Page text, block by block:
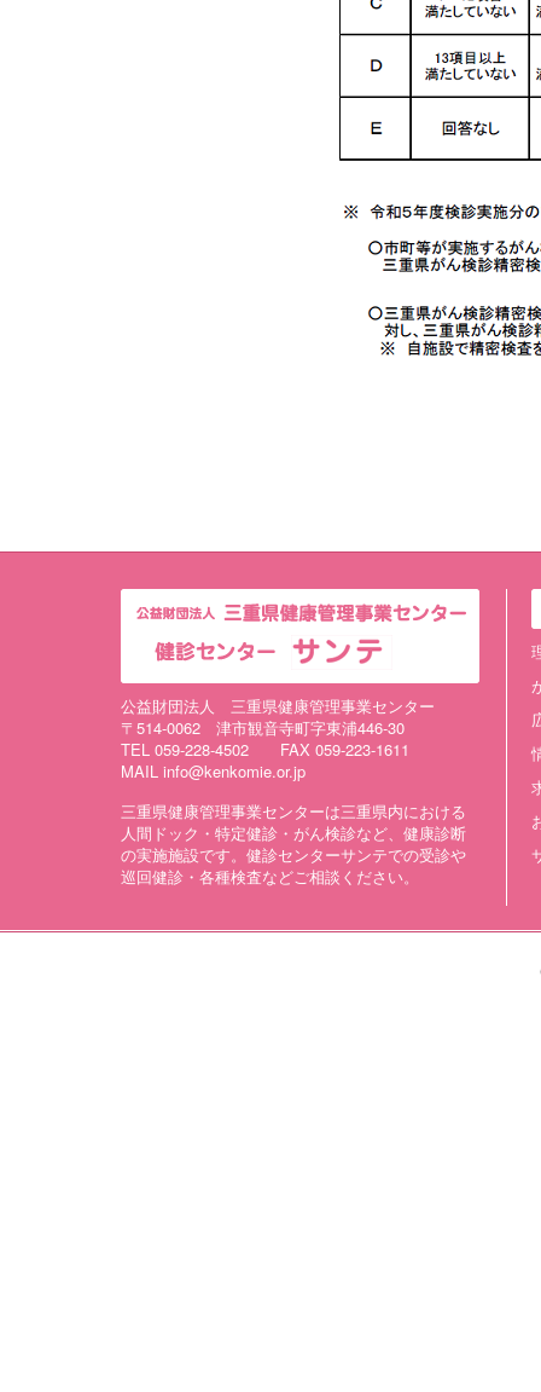
公益財団法人 三重県健康管理事業センター
〒514-0062 津市観音寺町字東浦446-30
TEL 059-228-4502 FAX 059-223-1611
MAIL info@kenkomie.or.jp
三重県健康管理事業センターは三重県内における
人間ドック・特定健診・がん検診など、健康診断
の実施施設です。健診センターサンテでの受診や
巡回健診・各種検査などご相談ください。